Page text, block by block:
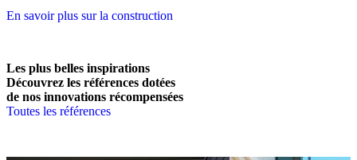
En savoir plus sur la construction
Les plus belles inspirations
Découvrez les références dotées
de nos innovations récompensées
Toutes les références